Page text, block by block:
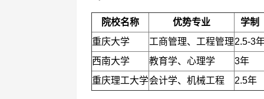
院校名称 优势专业
学制
重庆大学
工商管理、工程管理2.5-3
西南大学
教育学、心理学
3年
重庆理工大学会计学、机械工程 2.5年